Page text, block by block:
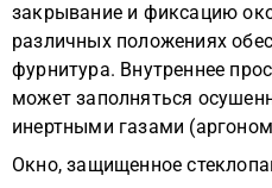
закрывание и фиксацию
различных положениях
фурнитура. Внутреннее
может заполняться
инертными газами
Окно, защищенное